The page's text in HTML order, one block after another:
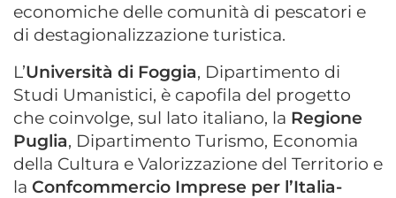
economiche delle comunità di pescatori e
di destagionalizzazione turistica.
L’Università di Foggia, Dipartimento di
Studi Umanistici, è capofila del progetto
che coinvolge, sul lato italiano, la Regione
Puglia, Dipartimento Turismo, Economia
della Cultura e Valorizzazione del Territorio e
la Confcommercio Imprese per l’Italia-